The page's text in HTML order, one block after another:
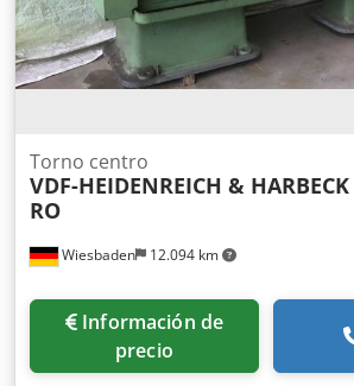
Wiesbaden 12.094 km
Torno centro
VDF-HEIDENREICH & HARBECK
RO
Información de
precio